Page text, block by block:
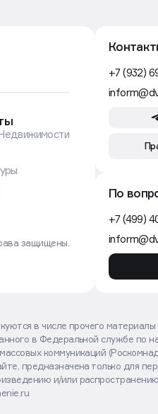
защищены.
+7 (932)
По
+7 (499)
в числе прочего
в Федеральной службе по
коммуникаций
предназначена только для
и/или